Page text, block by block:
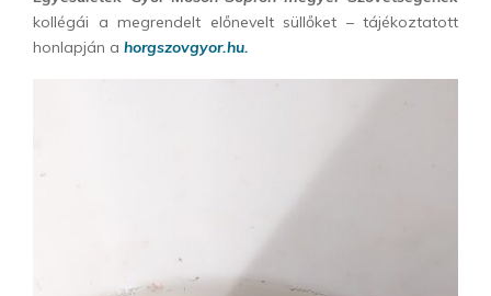
kollégái a megrendelt előnevelt süllőket – tájékoztatott
honlapján a horgszovgyor.hu.